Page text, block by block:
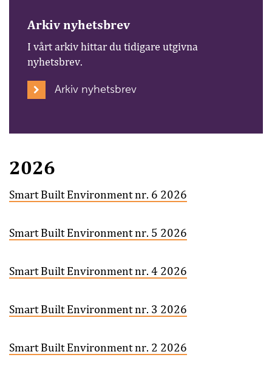
Arkiv nyhetsbrev
I vårt arkiv hittar du tidigare utgivna
nyhetsbrev.
Arkiv nyhetsbrev
2026
Smart Built Environment nr. 6 2026
Smart Built Environment nr. 5 2026
Smart Built Environment nr. 4 2026
Smart Built Environment nr. 3 2026
Smart Built Environment nr. 2 2026